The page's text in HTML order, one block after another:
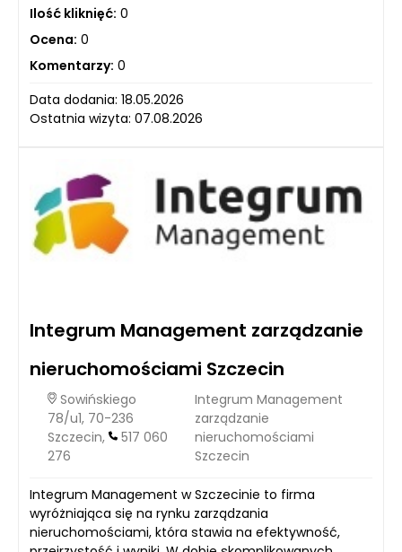
Ilość kliknięć: 0
Ocena: 0
Komentarzy: 0
Data dodania: 18.05.2026
Ostatnia wizyta: 07.08.2026
Integrum Management zarządzanie
nieruchomościami Szczecin
Sowińskiego
78/u1, 70-236
Szczecin,
517 060
276
Integrum Management
zarządzanie
nieruchomościami
Szczecin
Integrum Management w Szczecinie to firma
wyróżniająca się na rynku zarządzania
nieruchomościami, która stawia na efektywność,